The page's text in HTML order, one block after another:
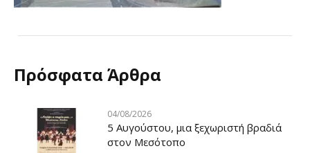
Πρόσφατα Άρθρα
04/08/2026
5 Αυγούστου, μια ξεχωριστή βραδιά
στον Μεσότοπο